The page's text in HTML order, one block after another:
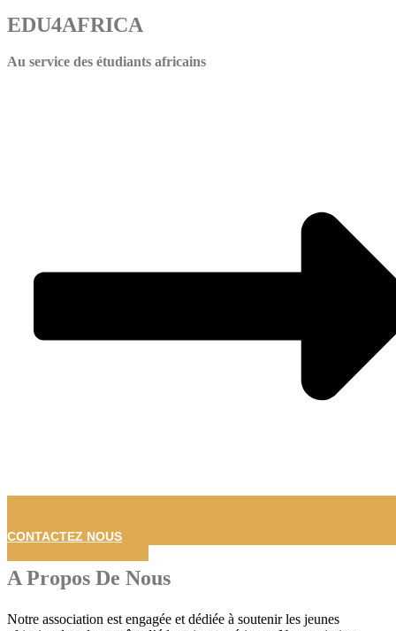
EDU4AFRICA
Au service des étudiants africains
CONTACTEZ NOUS
A Propos De Nous
Notre association est engagée et dédiée à soutenir les jeunes